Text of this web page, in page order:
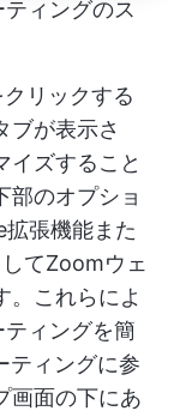
ィングのス
リックする
ブが表示さ
イズすること
部のオプショ
張機能また
てZoomウェ
。これらによ
ィングを簡
ティングに参
画面の下にあ